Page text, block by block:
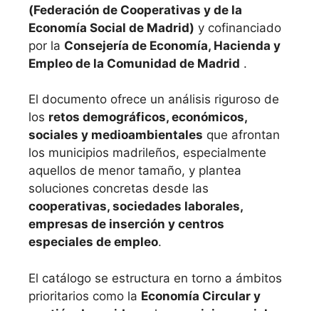
(Federación de Cooperativas y de la
Economía Social de Madrid) y cofinanciado
por la Consejería de Economía, Hacienda y
Empleo de la Comunidad de Madrid .
El documento ofrece un análisis riguroso de
los retos demográficos, económicos,
sociales y medioambientales que afrontan
los municipios madrileños, especialmente
aquellos de menor tamaño, y plantea
soluciones concretas desde las
cooperativas, sociedades laborales,
empresas de inserción y centros
especiales de empleo.
El catálogo se estructura en torno a ámbitos
prioritarios como la Economía Circular y